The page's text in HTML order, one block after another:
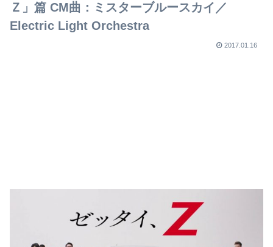
Ｚ」篇 CM曲：ミスターブルースカイ／
Electric Light Orchestra
2017.01.16